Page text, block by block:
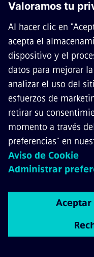
Introduce los
requeridos y
industrial.
espera recibir
por correo
Apoyo continuo
planificación y
expansión de
iniciada en
Garantizar un